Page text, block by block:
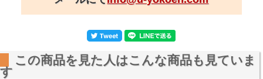
この商品を見た人はこんな商品も見ていま
す